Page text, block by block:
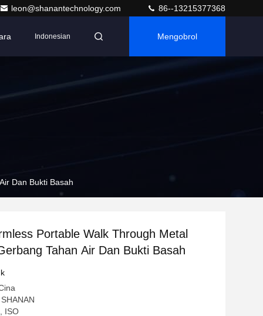
leon@shanantechnology.com 86--13215377368
Indonesian Mengobrol
Dan Bukti Basah
Portable Walk Through Metal
Tahan Air Dan Bukti Basah
ISO